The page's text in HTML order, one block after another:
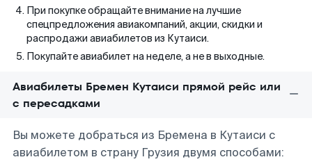
При покупке обращайте внимание на лучшие
спецпредложения авиакомпаний, акции, скидки и
распродажи авиабилетов из Кутаиси.
Покупайте авиабилет на неделе, а не в выходные.
Авиабилеты Бремен Кутаиси прямой рейс или
с пересадками
Вы можете добраться из Бремена в Кутаиси с
авиабилетом в страну Грузия двумя способами: